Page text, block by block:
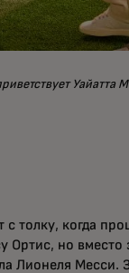
Уайатта
толку, когда
но вместо
Лионеля Месси.